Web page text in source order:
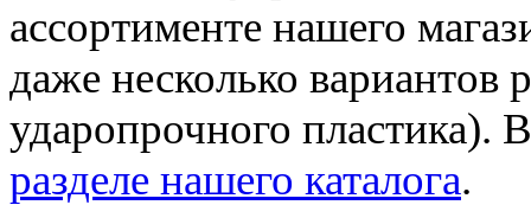
ассортименте нашего
даже несколько вариантов
ударопрочного
разделе нашего каталога.